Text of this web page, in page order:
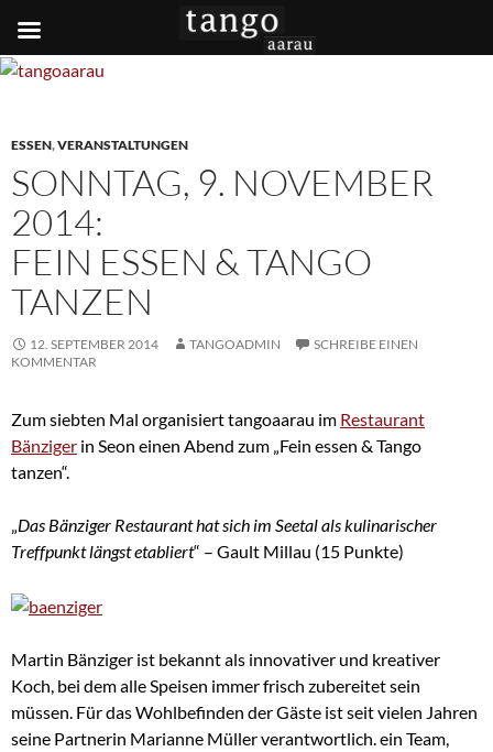
ESSEN,VERANSTALTUNGEN
SONNTAG, 9. NOVEMBER
2014:
FEIN ESSEN & TANGO
TANZEN
12. SEPTEMBER 2014 TANGOADMIN
SCHREIBE EINEN
KOMMENTAR
Zum siebten Mal organisiert tangoaarau im Restaurant
Bänziger in Seon einen Abend zum „Fein essen & Tango
tanzen“.
„Das Bänziger Restaurant hat sich im Seetal als kulinarischer
Treffpunkt längst etabliert“ – Gault Millau (15 Punkte)
Martin Bänziger ist bekannt als innovativer und kreativer
Koch, bei dem alle Speisen immer frisch zubereitet sein
müssen. Für das Wohlbefinden der Gäste ist seit vielen Jahren
seine Partnerin Marianne Müller verantwortlich. ein Team,